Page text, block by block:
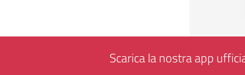
Scarica la nostra app